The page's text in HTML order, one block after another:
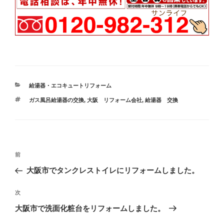
カ
ゴ
給湯器・エコキュートリフォーム
タ
ガス風呂給湯器の交換, 大阪 リフォーム会社, 給湯器 交換
投
ナ
ビ
ゲ
過
去
投
稿
前
大阪市でタンクレストイレにリフォームしました。
次
の
次
大阪市で洗面化粧台をリフォームしました。